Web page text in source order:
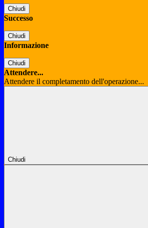
Chiudi
Successo
Chiudi
Informazione
Chiudi
Attendere...
Attendere il completamento dell'operazione...
Chiudi